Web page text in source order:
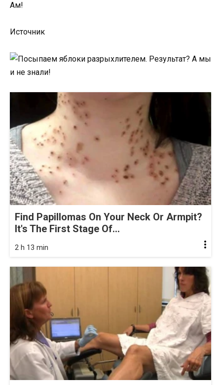
Ам!
Источник
Find Papillomas On Your Neck Or Armpit?
It's The First Stage Of...
2 h 13 min